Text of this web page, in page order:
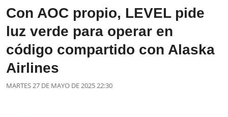
Con AOC propio, LEVEL pide
luz verde para operar en
código compartido con Alaska
Airlines
MARTES 27 DE MAYO DE 2025 22:30